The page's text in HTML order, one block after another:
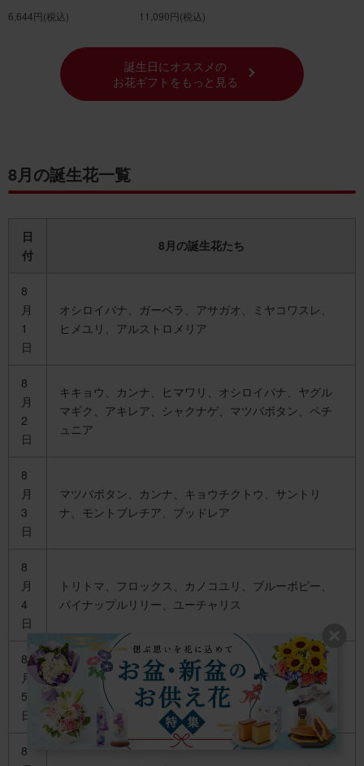
6,644円(税込) 11,090円(税込)
誕生日にオススメの
お花ギフトをもっと見る
8月の誕生花一覧
日
付
8月の誕生花たち
8
月
1
日
オシロイバナ、ガーベラ、アサガオ、ミヤコワスレ、
ヒメユリ、アルストロメリア
8
月
2
日
キキョウ、カンナ、ヒマワリ、オシロイバナ、ヤグル
マギク、アキレア、シャクナゲ、マツバボタン、ペチ
ュニア
8
月
3
日
マツバボタン、カンナ、キョウチクトウ、サントリ
ナ、モントブレチア、ブッドレア
8
月
4
日
トリトマ、フロックス、カノコユリ、ブルーポピー、
パイナップルリリー、ユーチャリス
8
月
5
日
エリカ、ムラサキツユクサ、ルリタマアザミ、サルス
ベリ、ヒマワリ、ジャノメエリカ
8